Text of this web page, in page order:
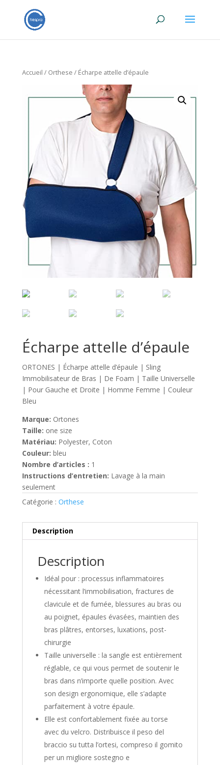
Accueil / Orthese / Écharpe attelle d’épaule
Écharpe attelle d’épaule
ORTONES | Écharpe attelle d’épaule | Sling
Immobilisateur de Bras | De Foam | Taille Universelle
| Pour Gauche et Droite | Homme Femme | Couleur
Bleu
Marque: Ortones
Taille: one size
Matériau: Polyester, Coton
Couleur: bleu
Nombre d’articles : 1
Instructions d’entretien: Lavage à la main
seulement
Catégorie : Orthese
Description
Description
Idéal pour : processus inflammatoires
nécessitant l’immobilisation, fractures de
clavicule et de fumée, blessures au bras ou
au poignet, épaules évasées, maintien des
bras plâtres, entorses, luxations, post-
chirurgie
Taille universelle : la sangle est entièrement
réglable, ce qui vous permet de soutenir le
bras dans n’importe quelle position. Avec
son design ergonomique, elle s’adapte
parfaitement à votre épaule.
Elle est confortablement fixée au torse
avec du velcro. Distribuisce il peso del
braccio su tutta l’ortesi, compreso il gomito
per un migliore sostegno e